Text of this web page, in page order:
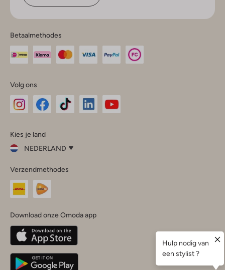
Betaalmethodes
Volg ons
InstagramFacebook
Kies je land
NEDERLAND
je
land
Nederland
Belgique(Français)
Deutschland
Verzendmethodes
Download onze Omoda app